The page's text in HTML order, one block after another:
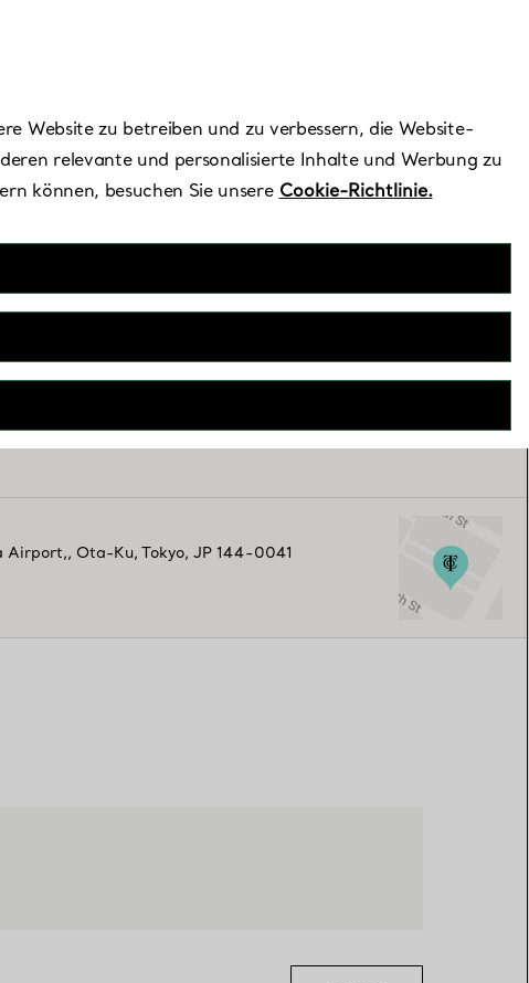
Airport,, Ota-Ku, Tokyo, JP 144-0041
Website zu betreiben und zu verbessern, die Website-
relevante und personalisierte Inhalte und Werbung zu
können, besuchen Sie unsere Cookie-Richtlinie.